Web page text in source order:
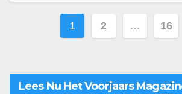
1 2 … 16
Lees Nu Het Voorjaars